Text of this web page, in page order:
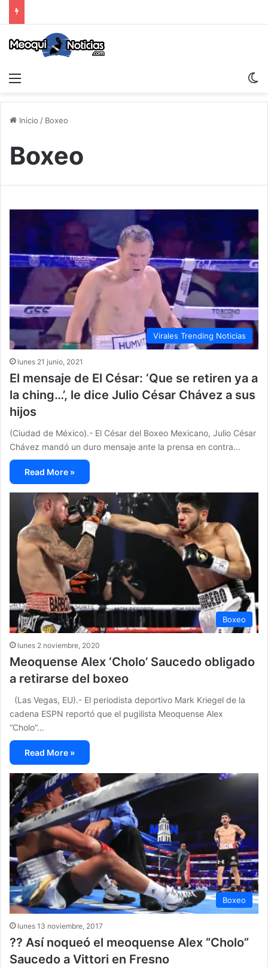
Inicio / Boxeo
Boxeo
Virales Trending Noticias
lunes 21 junio, 2021
El mensaje de El César: ‘Que se retiren ya a
la ching…’, le dice Julio César Chávez a sus
hijos
(Ciudad de México).- El César del Boxeo Mexicano, Julio César
Chávez mandó un duro mensaje ante la prensa en contra…
Read More »
Boxeo
lunes 2 noviembre, 2020
Meoquense Alex ‘Cholo’ Saucedo obligado
a retirarse del boxeo
(Las Vegas, EU).- El periodista deportivo Mark Kriegel de la
cadena ESPN reportó que el pugilista Meoquense Alex
“Cholo”…
Read More »
Boxeo
lunes 13 noviembre, 2017
?? Así noqueó el meoquense Alex “Cholo”
Saucedo a Vittori en Fresno